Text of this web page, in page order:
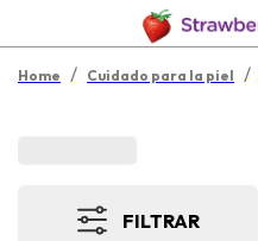
Home / Cuidado para la piel /
FILTRAR